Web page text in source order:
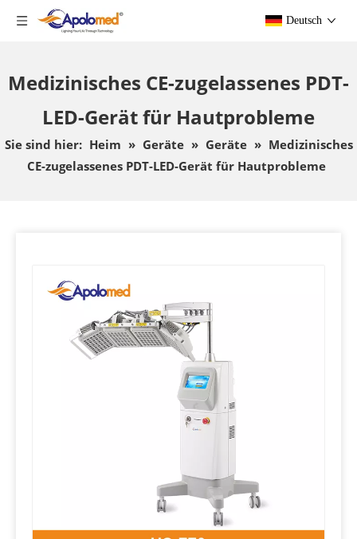
Deutsch
Medizinisches CE-zugelassenes PDT-
LED-Gerät für Hautprobleme
Sie sind hier: Heim » Geräte » Geräte » Medizinisches
CE-zugelassenes PDT-LED-Gerät für Hautprobleme